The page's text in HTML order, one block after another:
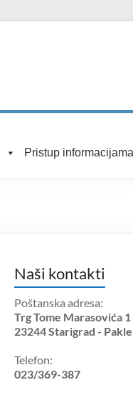
Pristup informacijama
Naši kontakti
Poštanska adresa:
Trg Tome Marasovića 1
23244 Starigrad -
Telefon:
023/369-387